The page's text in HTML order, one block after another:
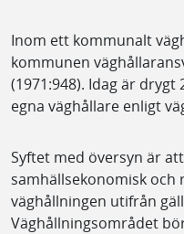
Inom ett kommunalt
kommunen
(1971:948). Idag är
egna väghållare enligt
Syftet med översyn är
samhällsekonomisk
väghållningen utifrån
Väghållningsområdet